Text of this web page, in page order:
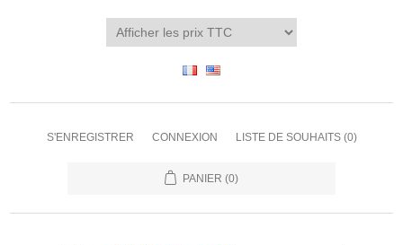
S'ENREGISTRER CONNEXION LISTE DE SOUHAITS (0)
PANIER (0)